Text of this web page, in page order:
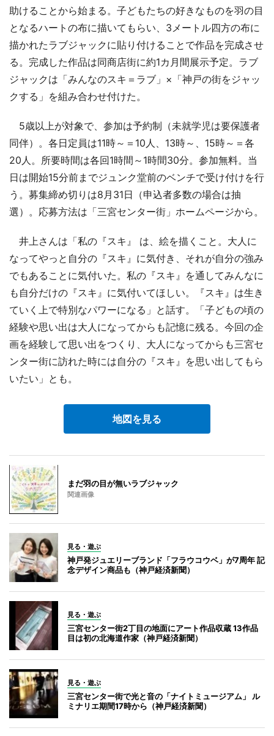
助けることから始まる。子どもたちの好きなものを羽の目
となるハートの布に描いてもらい、3メートル四方の布に
描かれたラブジャックに貼り付けることで作品を完成させ
る。完成した作品は同商店街に約1カ月間展示予定。ラブ
ジャックは「みんなのスキ＝ラブ」×「神戸の街をジャッ
クする」を組み合わせ付けた。
5歳以上が対象で、参加は予約制（未就学児は要保護者
同伴）。各日定員は11時～＝10人、13時～、15時～＝各
20人。所要時間は各回1時間～1時間30分。参加無料。当
日は開始15分前までジュンク堂前のベンチで受け付けを行
う。募集締め切りは8月31日（申込者多数の場合は抽
選）。応募方法は「三宮センター街」ホームページから。
井上さんは「私の『スキ』 は、絵を描くこと。大人に
なってやっと自分の『スキ』に気付き、それが自分の強み
でもあることに気付いた。私の『スキ』を通してみんなに
も自分だけの『スキ』に気付いてほしい。『スキ』は生き
ていく上で特別なパワーになる」と話す。「子どもの頃の
経験や思い出は大人になってからも記憶に残る。今回の企
画を経験して思い出をつくり、大人になってからも三宮セ
ンター街に訪れた時には自分の『スキ』を思い出してもら
いたい」とも。
地図を見る
まだ羽の目が無いラブジャック
関連画像
見る・遊ぶ
神戸発ジュエリーブランド「フラウコウベ」が7周年 記
念デザイン商品も（神戸経済新聞）
見る・遊ぶ
三宮センター街2丁目の地面にアート作品収蔵 13作品
目は初の北海道作家（神戸経済新聞）
見る・遊ぶ
三宮センター街で光と音の「ナイトミュージアム」 ル
ミナリエ期間17時から（神戸経済新聞）